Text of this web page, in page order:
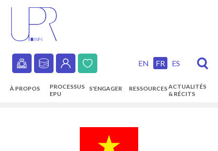
content
Secondary
navigation
EN FR ES
À PROPOS
PROCESSUS
EPU
S'ENGAGER RESSOURCESACTUALITÉS
& RÉCITS